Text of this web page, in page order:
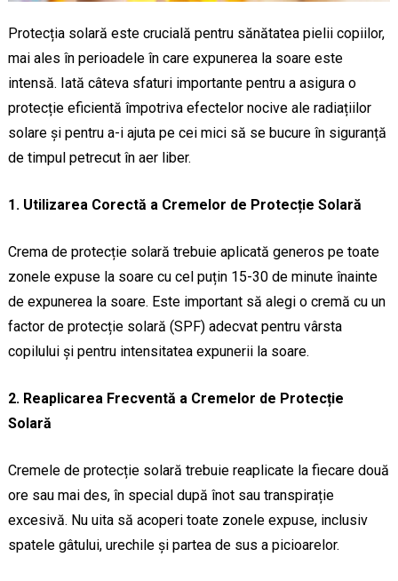
Protecția solară este crucială pentru sănătatea pielii copiilor,
mai ales în perioadele în care expunerea la soare este
intensă. Iată câteva sfaturi importante pentru a asigura o
protecție eficientă împotriva efectelor nocive ale radiațiilor
solare și pentru a-i ajuta pe cei mici să se bucure în siguranță
de timpul petrecut în aer liber.
1. Utilizarea Corectă a Cremelor de Protecție Solară
Crema de protecție solară trebuie aplicată generos pe toate
zonele expuse la soare cu cel puțin 15-30 de minute înainte
de expunerea la soare. Este important să alegi o cremă cu un
factor de protecție solară (SPF) adecvat pentru vârsta
copilului și pentru intensitatea expunerii la soare.
2. Reaplicarea Frecventă a Cremelor de Protecție
Solară
Cremele de protecție solară trebuie reaplicate la fiecare două
ore sau mai des, în special după înot sau transpirație
excesivă. Nu uita să acoperi toate zonele expuse, inclusiv
spatele gâtului, urechile și partea de sus a picioarelor.